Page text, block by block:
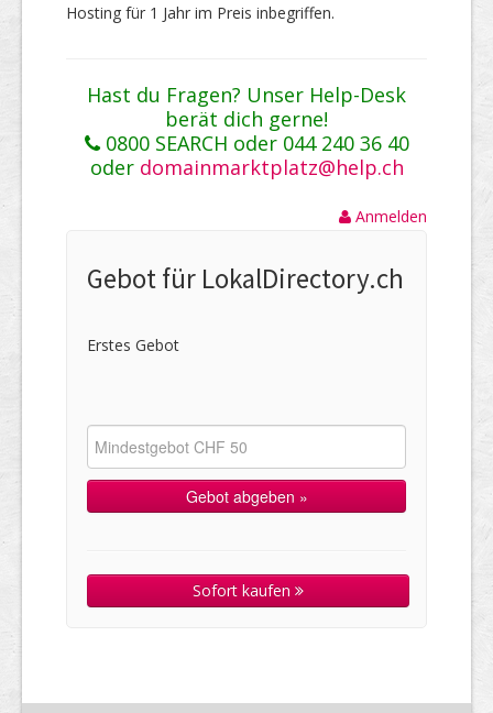
Hosting für 1 Jahr im Preis inbegriffen.
Hast du Fragen? Unser Help-Desk
berät dich gerne!
0800 SEARCH oder 044 240 36 40
oder domainmarktplatz@help.ch
Anmelden
Gebot für LokalDirectory.ch
Erstes Gebot
Sofort kaufen